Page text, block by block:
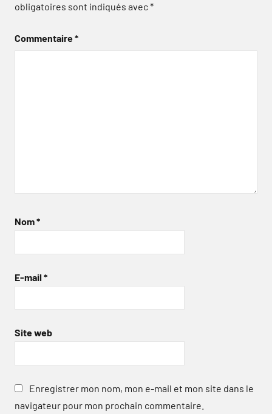
obligatoires sont indiqués avec*
Commentaire*
Nom*
E-mail *
Site web
Enregistrer mon nom, mon e-mail et mon site dans le
navigateur pour mon prochain commentaire.